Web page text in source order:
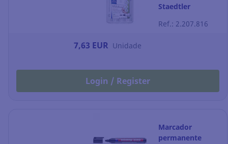
Staedtler
ponta cónica
Ref.: 2.207.816
7,63 EUR Unidade
Login / Register
Marcador
permanente